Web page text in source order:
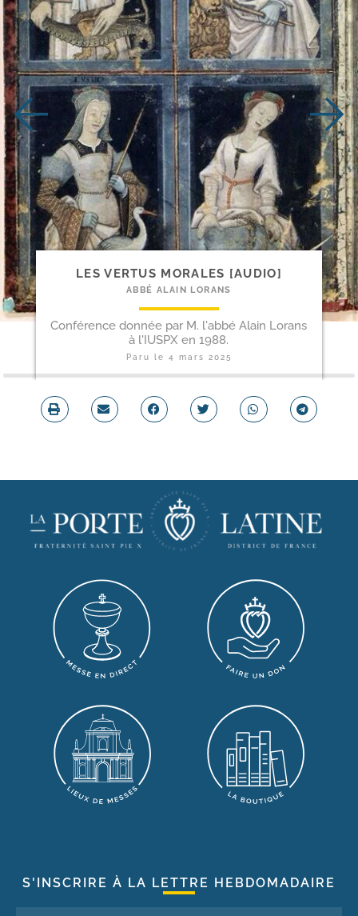
LES VERTUS MORALES [AUDIO]
ABBÉ ALAIN LORANS
Conférence donnée par M. l'abbé Alain Lorans
à l'IUSPX en 1988.
Paru le 4 mars 2025
S'INSCRIRE À LA LETTRE HEBDOMADAIRE